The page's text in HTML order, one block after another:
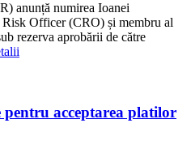
anunță numirea Ioanei
Officer (CRO) și membru al
rezerva aprobării de către
acceptarea platilor